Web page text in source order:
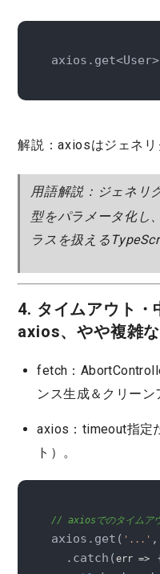
解説：axiosはジェネ
用語解説：ジェネリ
型をパラメータ化し
ラスを扱える
4. タイムアウト
axios、やや複雑
fetch：
ンス生成＆クリーン
axios：timeout指定
ト）。
// axiosでのタイムア
axios.get( '...'
  .catch(
err =>